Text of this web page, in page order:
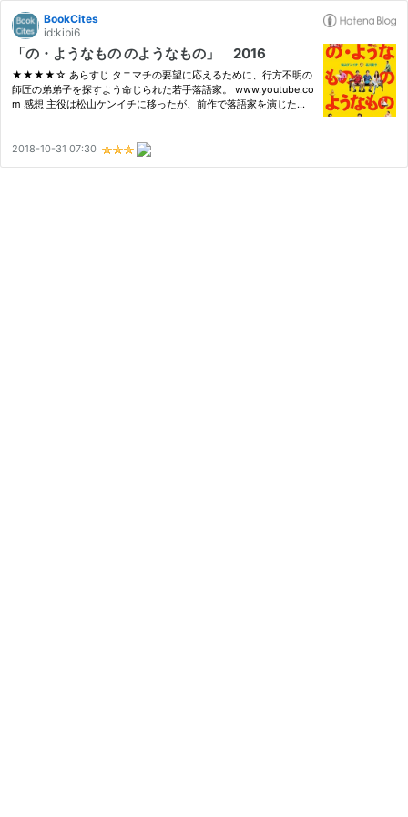
BookCites
id:kibi6
「の・ようなもの のようなもの」 2016
★★★★☆ あらすじ タニマチの要望に応えるために、行方不明の
師匠の弟弟子を探すよう命じられた若手落語家。 www.youtube.co
m 感想 主役は松山ケンイチに移ったが、前作で落語家を演じた役
変わりよ…
2018-10-31 07:30